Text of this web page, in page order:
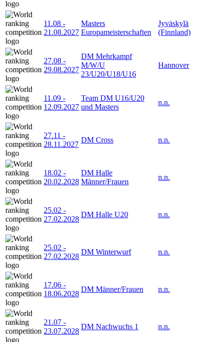
11.08 -
21.08.2027
Masters
Europameisterschaften
Jyväskylä
(Finnland)
27.08 -
29.08.2027
DM Mehrkampf
M/W/U
23/U20/U18/U16
Hannover
11.09 -
12.09.2027
Team DM U16/U20
und Masters
n.n.
27.11 -
28.11.2027
DM Cross n.n.
18.02 -
20.02.2028
DM Halle
Männer/Frauen
n.n.
25.02 -
27.02.2028
DM Halle U20 n.n.
25.02 -
27.02.2028
DM Winterwurf n.n.
17.06 -
18.06.2028
DM Männer/Frauen n.n.
21.07 -
23.07.2028
DM Nachwuchs 1 n.n.